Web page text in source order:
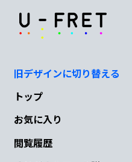
旧デザインに切り替える
トップ
お気に入り
閲覧履歴